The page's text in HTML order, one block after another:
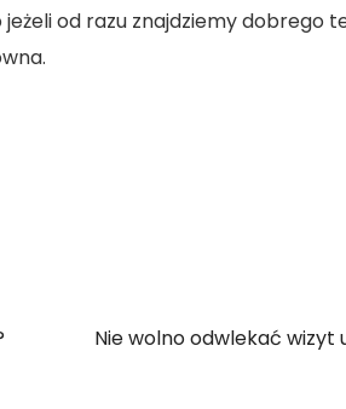
od razu znajdziemy dobrego
Nie wolno odwlekać wizyt